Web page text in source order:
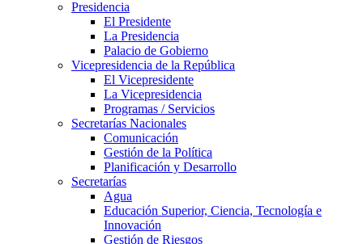
Presidencia
El Presidente
La Presidencia
Palacio de Gobierno
Vicepresidencia de la República
El Vicepresidente
La Vicepresidencia
Programas / Servicios
Secretarías Nacionales
Comunicación
Gestión de la Política
Planificación y Desarrollo
Secretarías
Agua
Educación Superior, Ciencia, Tecnología e
Innovación
Gestión de Riesgos